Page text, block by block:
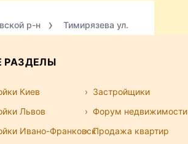
р-н Тимирязева ул.
РАЗДЕЛЫ
Киев
Львов
Ивано-Франковск
Застройщики
Форум недвижимости
Продажа квартир